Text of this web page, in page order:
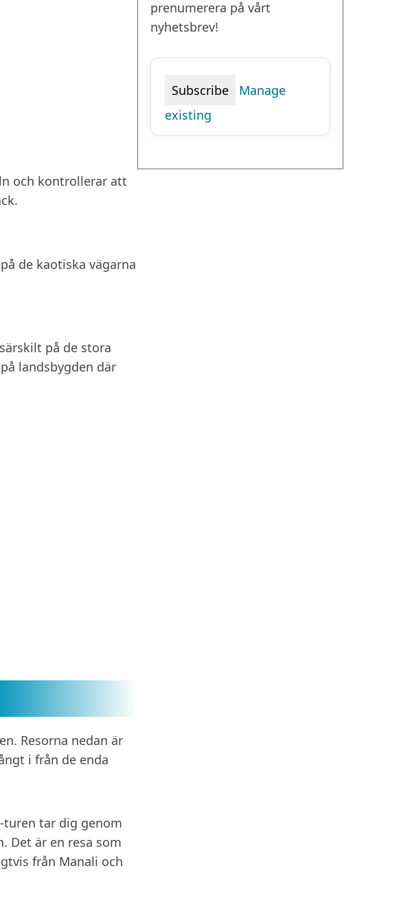
och kontrollerar att
de kaotiska vägarna
på de stora
landsbygden där
Resorna nedan är
i från de enda
turen tar dig genom
Det är en resa som
från Manali och
prenumerera på vårt
nyhetsbrev!
Manage
existing